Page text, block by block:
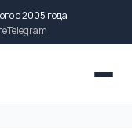
с 2005 года
Telegram